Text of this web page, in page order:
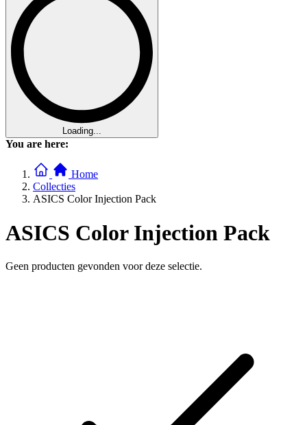
Loading...
You are here:
Home
Collecties
ASICS Color Injection Pack
ASICS Color Injection Pack
Geen producten gevonden voor deze selectie.